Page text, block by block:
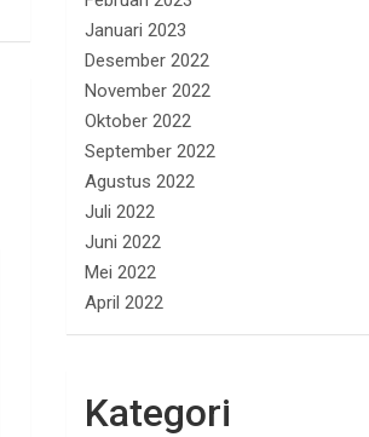
Januari 2023
Desember 2022
November 2022
Oktober 2022
September 2022
Agustus 2022
Juli 2022
Juni 2022
Mei 2022
April 2022
Kategori